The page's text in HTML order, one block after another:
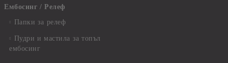
Ембосинг / Релеф
Папки за релеф
Пудри и мастила за топъл
ембосинг